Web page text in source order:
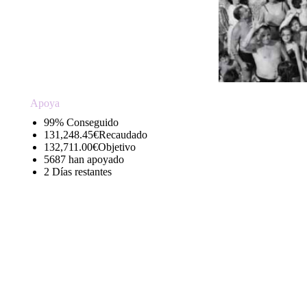
Apoya
99% Conseguido
131,248.45€Recaudado
132,711.00€Objetivo
5687 han apoyado
2 Días restantes